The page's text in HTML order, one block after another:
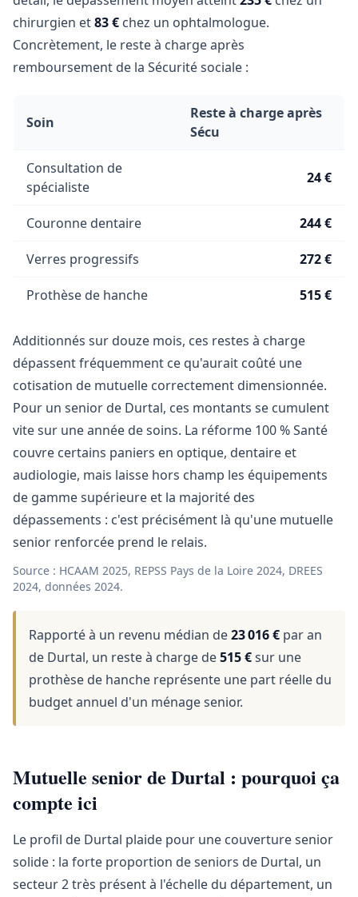
chirurgien et83 € chez un ophtalmologue.
Concrètement, le reste à charge après
remboursement de la Sécurité sociale :
Soin
Reste à charge après
Sécu
Consultation de
spécialiste
24 €
Couronne dentaire 244 €
Verres progressifs 272 €
Prothèse de hanche 515 €
Additionnés sur douze mois, ces restes à charge
dépassent fréquemment ce qu'aurait coûté une
cotisation de mutuelle correctement dimensionnée.
Pour un senior de Durtal, ces montants se cumulent
vite sur une année de soins. La réforme 100 % Santé
couvre certains paniers en optique, dentaire et
audiologie, mais laisse hors champ les équipements
de gamme supérieure et la majorité des
dépassements : c'est précisément là qu'une mutuelle
senior renforcée prend le relais.
Source : HCAAM 2025, REPSS Pays de la Loire 2024, DREES
2024, données 2024.
Rapporté à un revenu médian de23 016 € par an
de Durtal, un reste à charge de515 €sur une
prothèse de hanche représente une part réelle du
budget annuel d'un ménage senior.
Mutuelle senior de Durtal : pourquoi ça
compte ici
Le profil de Durtal plaide pour une couverture senior
solide : la forte proportion de seniors de Durtal, un
secteur 2 très présent à l'échelle du département, un